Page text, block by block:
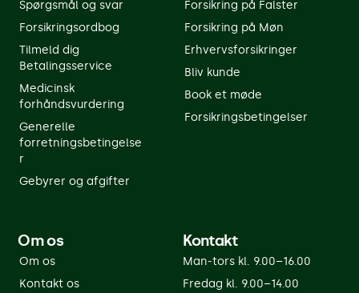
Spørgsmål og svar
Forsikringsordbog
Tilmeld dig
Betalingsservice
Medicinsk
forhåndsvurdering
Generelle
forretningsbetingelse
r
Gebyrer og afgifter
Forsikring på Falster
Forsikring på Møn
Erhvervsforsikringer
Bliv kunde
Book et møde
Forsikringsbetingelser
Om os
Om os
Kontakt os
Kontakt
Man-tors kl. 9.00–16.00
Fredag kl. 9.00–14.00